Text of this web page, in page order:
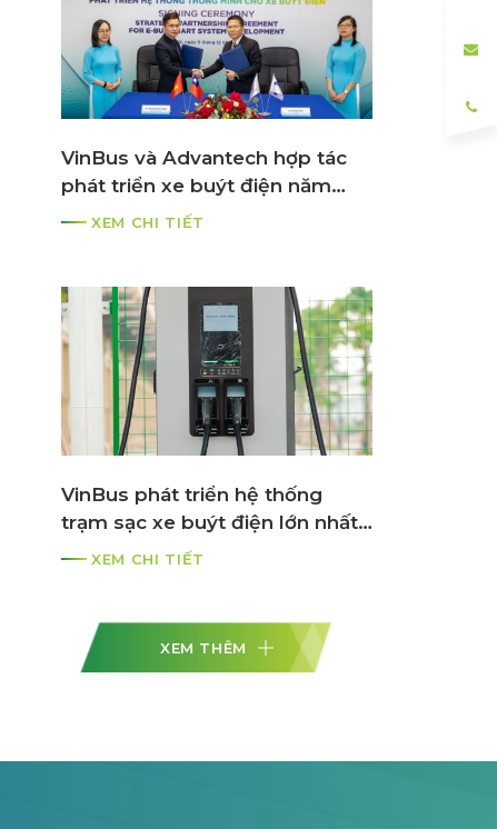
VinBus và Advantech hợp tác
phát triển xe buýt điện năm
2021XEM CHI TIẾT
VinBus phát triển hệ thống
trạm sạc xe buýt điện lớn nhất
ASEAN
XEM CHI TIẾT
XEM THÊM